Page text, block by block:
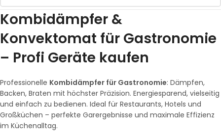
Kombidämpfer &
Konvektomat für Gastronomie
– Profi Geräte kaufen
Professionelle Kombidämpfer für Gastronomie: Dämpfen,
Backen, Braten mit höchster Präzision. Energiesparend, vielseitig
und einfach zu bedienen. Ideal für Restaurants, Hotels und
Großküchen – perfekte Garergebnisse und maximale Effizienz
im Küchenalltag.